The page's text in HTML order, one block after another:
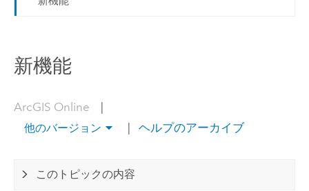
新機能
ArcGIS Online |
他のバージョン ヘルプのアーカイブ
このトピックの内容